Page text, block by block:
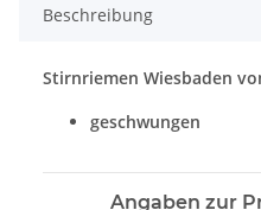
Beschreibung
Stirnriemen Wiesbaden
geschwungen
Angaben zur